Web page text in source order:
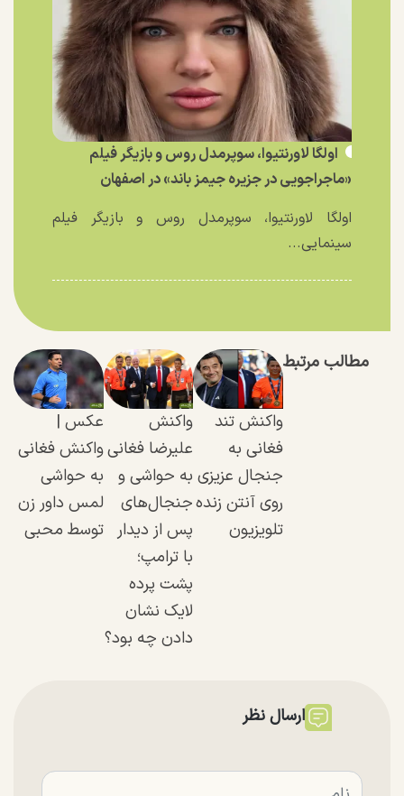
اولگا لاورنتیوا، سوپرمدل روس و بازیگر فیلم
«ماجراجویی در جزیره جیمز باند» در اصفهان
اولگا لاورنتیوا، سوپرمدل روس و بازیگر فیلم
سینمایی...
مطالب مرتبط
واکنش تند
فغانی به
جنجال عزیزی
روی آنتن زنده
تلویزیون
واکنش
علیرضا فغانی
به حواشی و
جنجال‌های
پس از دیدار
با ترامپ؛‌
پشت پرده
لایک نشان
دادن چه بود؟
عکس |
واکنش فغانی
به حواشی
لمس داور زن
توسط محبی
ارسال نظر